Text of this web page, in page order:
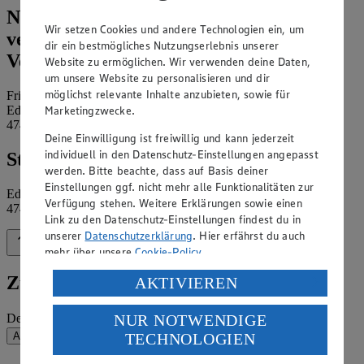
Name und Kontaktdaten der
verantwortlichen Stelle und ggf. deren
Vertretung:
Frischecenter Gerdes GmbH Moers-Utfort
Edekaplatz 12
47445 Moers
Standort des Marktes:
Edekaplatz 12
47445 Moers
Zurück nach oben
Zum Newsletter anmelden
Deine E-Mail-Adresse (Pflichtfeld)
Absenden
Wir setzen Cookies und andere Technologien ein, um
dir ein bestmögliches Nutzungserlebnis unserer
Website zu ermöglichen. Wir verwenden deine Daten,
um unsere Website zu personalisieren und dir
möglichst relevante Inhalte anzubieten, sowie für
Marketingzwecke.
Deine Einwilligung ist freiwillig und kann jederzeit
individuell in den Datenschutz-Einstellungen angepasst
werden. Bitte beachte, dass auf Basis deiner
Einstellungen ggf. nicht mehr alle Funktionalitäten zur
Verfügung stehen. Weitere Erklärungen sowie einen
Link zu den Datenschutz-Einstellungen findest du in
unserer Datenschutzerklärung. Hier erfährst du auch
mehr über unsereCookie-Policy.
Verarbeitung deiner personenbezogenen Daten in den
USA durch Facebook und YouTube:
Wenn du auf „Aktivieren“ klickst, willigst du im Sinne
des Art. 49 Abs. 1 Satz 1 lit. a) DSGVO ein, dass deine
Daten in den USA verarbeitet werden. Der EuGH sieht
AKTIVIEREN
NUR NOTWENDIGE
TECHNOLOGIEN